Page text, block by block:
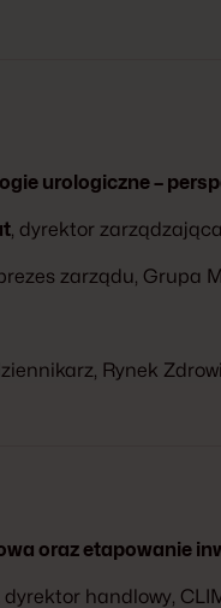
urologiczne –
, dyrektor
zarządu, Grupa
Rynek
oraz etapowanie
dyrektor handlowy,